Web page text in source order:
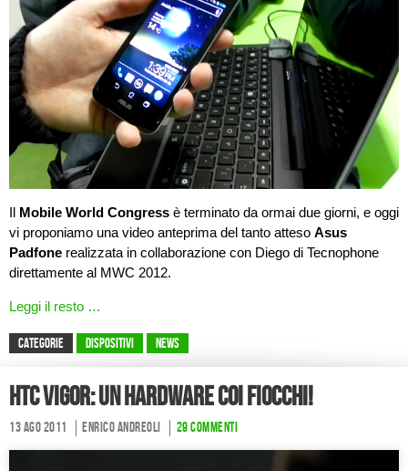
Il Mobile World Congress è terminato da ormai due giorni, e oggi
vi proponiamo una video anteprima del tanto atteso Asus
Padfone realizzata in collaborazione con Diego di Tecnophone
direttamente al MWC 2012.
Leggi il resto …
CATEGORIE Dispositivi News
HTC Vigor: un hardware coi fiocchi!
13 Ago 2011 Enrico Andreoli 29 commenti